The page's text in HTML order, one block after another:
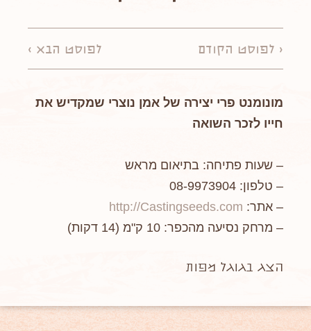
לפוסט הבא > < לפוסט הקודם
מונומנט פרי יצירה של אמן נוצרי שמקדיש את
חייו לזכר השואה
– שעות פתיחה: בתיאום מראש
– טלפון: 08-9973904
– אתר: http://Castingseeds.com
– מרחק נסיעה מהכפר: 10 ק"מ (14 דקות)
הצג בגוגל מפות